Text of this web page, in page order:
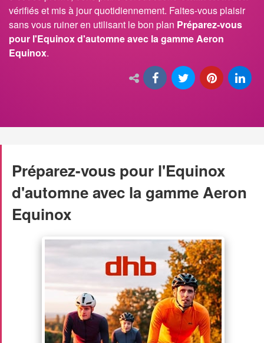
vérifiés et mis à jour quotidiennement. Faites-vous plaisir
sans vous ruiner en utilisant le bon plan Préparez-vous
pour l'Equinox d'automne avec la gamme Aeron
Equinox.
Préparez-vous pour l'Equinox
d'automne avec la gamme Aeron
Equinox